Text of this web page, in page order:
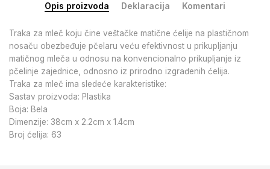
Opis proizvoda Deklaracija Komentari
Traka za mleč koju čine veštačke matične ćelije na plastičnom
nosaču obezbeđuje pčelaru veću efektivnost u prikupljanju
matičnog mleča u odnosu na konvencionalno prikupljanje iz
pčelinje zajednice, odnosno iz prirodno izgrađenih ćelija.
Traka za mleč ima sledeće karakteristike:
Sastav proizvoda: Plastika
Boja: Bela
Dimenzije: 38cm x 2.2cm x 1.4cm
Broj ćelija: 63